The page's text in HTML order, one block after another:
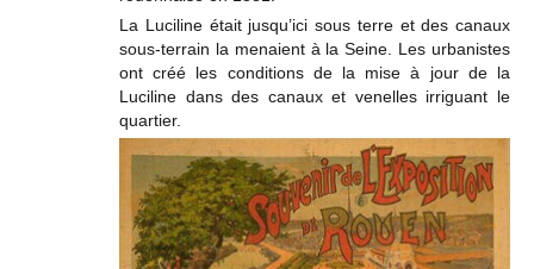
La Luciline était jusqu’ici sous terre et des canaux
sous-terrain la menaient à la Seine. Les urbanistes
ont créé les conditions de la mise à jour de la
Luciline dans des canaux et venelles irriguant le
quartier.